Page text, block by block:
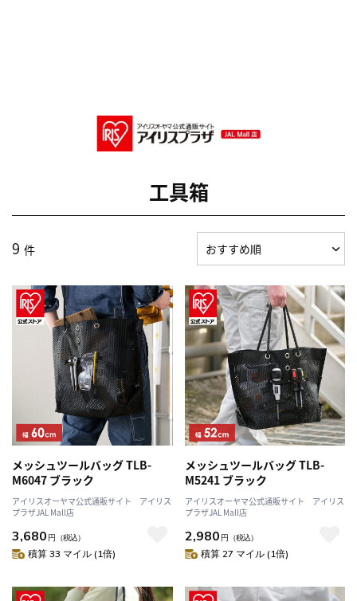
工具箱
9 件
メッシュツールバッグ TLB-
M6047 ブラック
アイリスオーヤマ公式通販サイト アイリス
プラザJAL Mall店
3,680 円 （税込）
積算 33 マイル (1倍)
メッシュツールバッグ TLB-
M5241 ブラック
アイリスオーヤマ公式通販サイト アイリス
プラザJAL Mall店
2,980 円 （税込）
積算 27 マイル (1倍)